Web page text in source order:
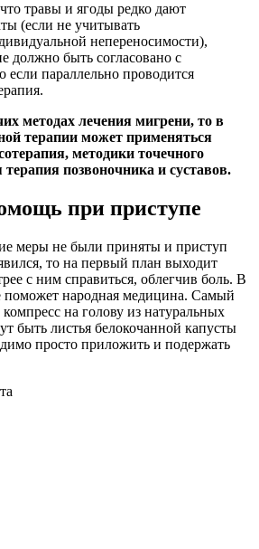
травы и ягоды редко дают
(если не учитывать
непереносимости),
должно быть согласовано с
если параллельно проводится
методах лечения мигрени, то в
терапии может применяться
методики точечного
позвоночника и суставов.
при приступе
меры не были приняты и приступ
то на первый план выходит
с ним справиться, облегчив боль. В
поможет народная медицина. Самый
на голову из натуральных
быть листья белокочанной капусты
просто приложить и подержать